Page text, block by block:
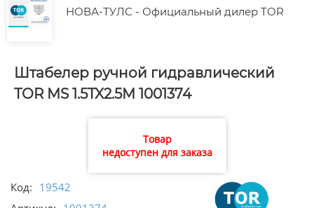
НОВА-ТУЛС - Официальный дилер TOR
Штабелер ручной гидравлический
TOR MS 1.5TX2.5M 1001374
Товар
недоступен для заказа
Код: 19542